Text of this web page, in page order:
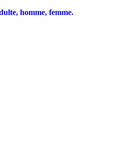
homme, femme.